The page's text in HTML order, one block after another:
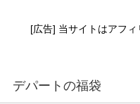
[広告] 当サイトはアフィ
デパートの福袋